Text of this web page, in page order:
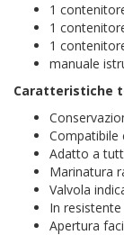
1
1
1
manuale
Caratteristiche
Compatibile
Adatto a
Marinatura
Valvola
In
Apertura